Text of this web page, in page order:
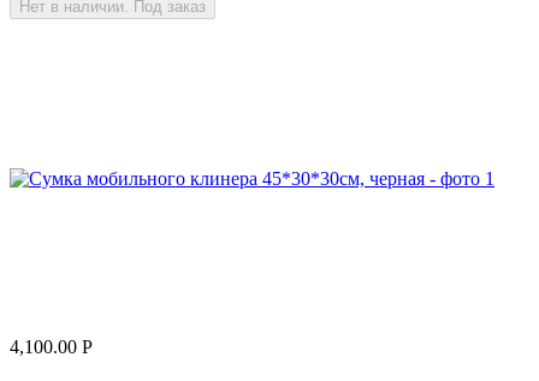
Нет в наличии. Под заказ
4,100.00 Р